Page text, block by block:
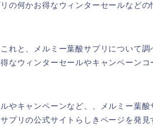
の何かお得なウィンターセールなど
れと、メルミー葉酸サプリについて調
なウィンターセールやキャンペーン
やキャンペーンなど、、メルミー葉
プリの公式サイトらしきページを発見